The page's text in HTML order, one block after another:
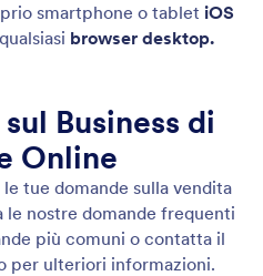
smartphone o tablet iOS
browser desktop.
Business di
Online
tue domande sulla vendita
nostre domande frequenti
più comuni o contatta il
per ulteriori informazioni.